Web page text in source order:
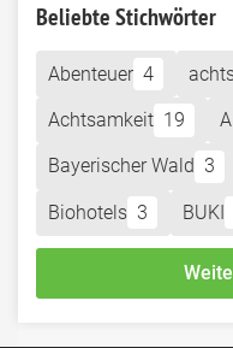
Beliebte Stichwörter
Abenteuer 4
Achtsamkeit 19
Bayerischer Wald 3
Biohotels 3 BUKI